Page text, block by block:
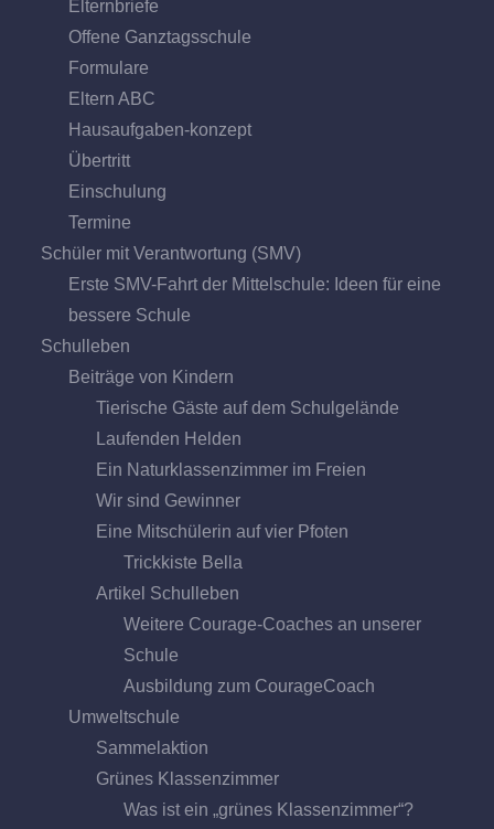
Elternbriefe
Offene Ganz­tags­schule
Formulare
Eltern ABC
Hausaufgaben-konzept
Übertritt
Einschulung
Termine
Schüler mit Verantwortung (SMV)
Erste SMV-Fahrt der Mittelschule: Ideen für eine
bessere Schule
Schulleben
Beiträge von Kindern
Tierische Gäste auf dem Schulgelände
Laufenden Helden
Ein Naturklassenzimmer im Freien
Wir sind Gewinner
Eine Mitschülerin auf vier Pfoten
Trickkiste Bella
Artikel Schulleben
Weitere Courage-Coaches an unserer
Schule
Ausbildung zum CourageCoach
Umweltschule
Sammelaktion
Grünes Klassenzimmer
Was ist ein „grünes Klassenzimmer“?